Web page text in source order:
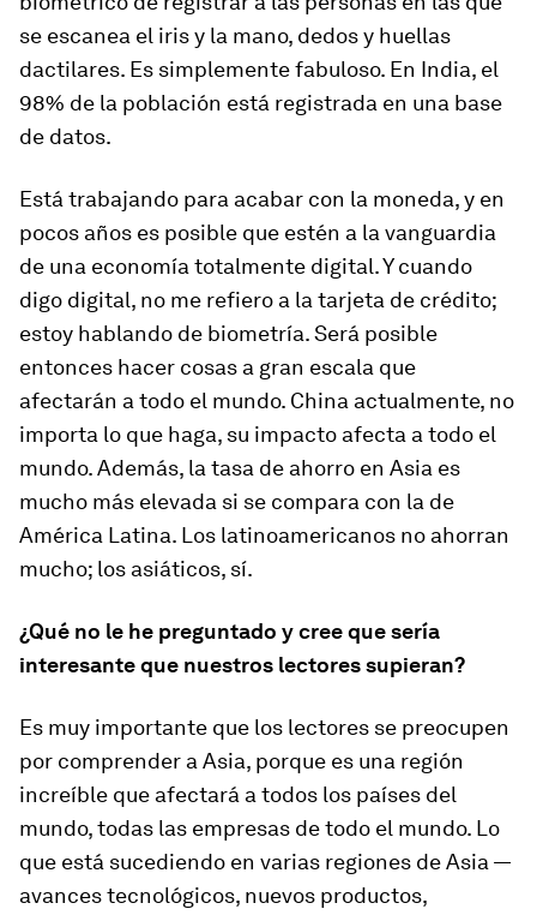
se escanea el iris y la mano, dedos y huellas
dactilares. Es simplemente fabuloso. En India, el
98% de la población está registrada en una base
de datos.
Está trabajando para acabar con la moneda, y en
pocos años es posible que estén a la vanguardia
de una economía totalmente digital. Y cuando
digo digital, no me refiero a la tarjeta de crédito;
estoy hablando de biometría. Será posible
entonces hacer cosas a gran escala que
afectarán a todo el mundo. China actualmente, no
importa lo que haga, su impacto afecta a todo el
mundo. Además, la tasa de ahorro en Asia es
mucho más elevada si se compara con la de
América Latina. Los latinoamericanos no ahorran
mucho; los asiáticos, sí.
¿Qué no le he preguntado y cree que sería
interesante que nuestros lectores supieran?
Es muy importante que los lectores se preocupen
por comprender a Asia, porque es una región
increíble que afectará a todos los países del
mundo, todas las empresas de todo el mundo. Lo
que está sucediendo en varias regiones de Asia —
avances tecnológicos, nuevos productos,